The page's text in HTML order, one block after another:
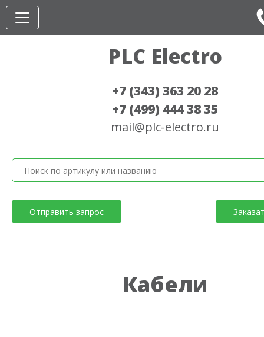
PLC Electro
+7 (343) 363 20 28
+7 (499) 444 38 35
mail@plc-electro.ru
Отправить запрос
Кабели